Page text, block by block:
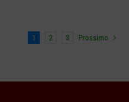
1 2 3 Prossimo